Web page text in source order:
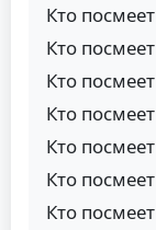
Кто
Кто
Кто
Кто
Кто
Кто
Кто